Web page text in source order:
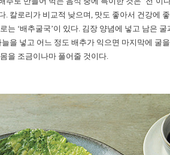
칼로리가 비교적 낮으며, 맛도 좋아서 건강에
는 ‘배추굴국’이 있다. 김장 양념에 넣고 남은
을 넣고 어느 정도 배추가 익으면 마지막에 굴
을 조금이나마 풀어줄 것이다.